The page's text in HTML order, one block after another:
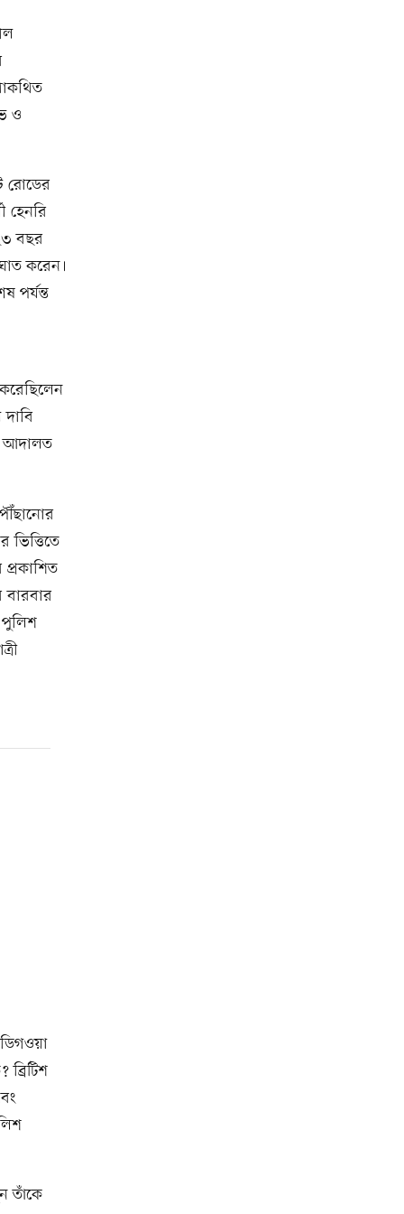
ও
রোডের
হেনরি
বছর
করেন।
পর্যন্ত
আদালত
ভিত্তিতে
বারবার
পুলিশ
তাঁকে